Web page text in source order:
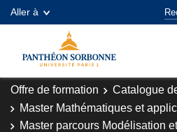
Aller à
Offre de formation Catalogue
Master Mathématiques et
Master parcours Modélisation